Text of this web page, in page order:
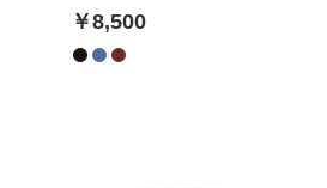
￥8,500